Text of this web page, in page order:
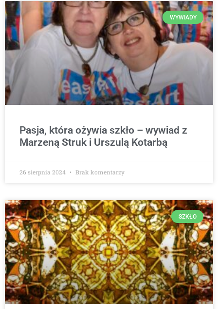
WYWIADY
Pasja, która ożywia szkło – wywiad z
Marzeną Struk i Urszulą Kotarbą
26 sierpnia 2024 Brak komentarzy
SZKŁO